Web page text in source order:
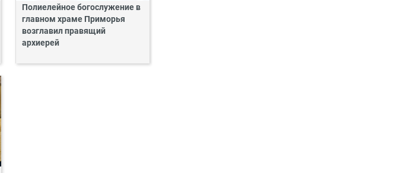
Полиелейное богослужение в
главном храме Приморья
возглавил правящий
архиерей